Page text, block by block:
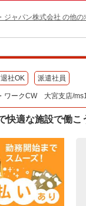
ジャパン株式会社 の他の
社OK 派遣社員
ワークCW 大宮支店/
快適な施設で働